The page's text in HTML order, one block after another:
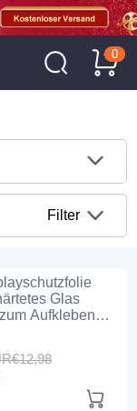
0
Filter
Glas
Aufkleben
98